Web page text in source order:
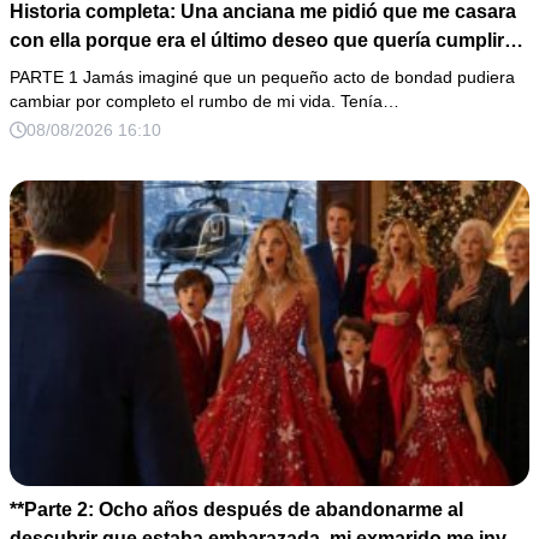
Historia completa: Una anciana me pidió que me casara
con ella porque era el último deseo que quería cumplir
antes de morir. Después de su fallecimiento, su abogado
puso en mis manos una vieja bolsa de hospital que
había conservado durante años y me dijo: «Ella te eligió
PARTE 1 Jamás imaginé que un pequeño acto de bondad pudiera
cambiar por completo el rumbo de mi vida. Tenía…
08/08/2026 16:10
**Parte 2: Ocho años después de abandonarme al